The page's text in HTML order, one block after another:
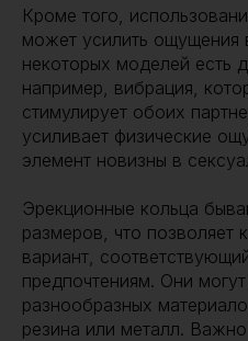
Кроме того,
может усилить ощущения
некоторых моделей есть
например, вибрация,
стимулирует обоих
усиливает физические
элемент новизны в
Эрекционные кольца
размеров, что позволяет
вариант,
предпочтениям. Они
разнообразных
резина или металл.